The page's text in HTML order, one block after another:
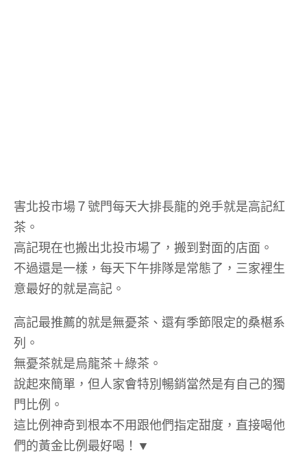
害北投市場７號門每天大排長龍的兇手就是高記紅
茶。
高記現在也搬出北投市場了，搬到對面的店面。
不過還是一樣，每天下午排隊是常態了，三家裡生
意最好的就是高記。
高記最推薦的就是無憂茶、還有季節限定的桑椹系
列。
無憂茶就是烏龍茶＋綠茶。
說起來簡單，但人家會特別暢銷當然是有自己的獨
門比例。
這比例神奇到根本不用跟他們指定甜度，直接喝他
們的黃金比例最好喝！▼